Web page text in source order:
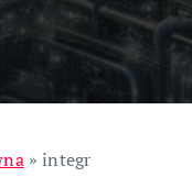
»integr